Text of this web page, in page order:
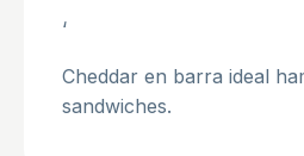
‘
Cheddar en barra ideal
sandwiches.